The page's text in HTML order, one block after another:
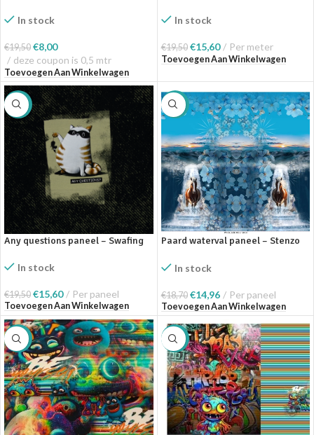
In stock
€19,50 €8,00
deze coupon is 0,5 mtr
Toevoegen Aan Winkelwagen
In stock
€19,50 €15,60 Per meter
Toevoegen Aan Winkelwagen
SALE
Any questions paneel – Swafing
In stock
€19,50 €15,60 Per paneel
Toevoegen Aan Winkelwagen
SALE
Paard waterval paneel – Stenzo
In stock
€18,70 €14,96 Per paneel
Toevoegen Aan Winkelwagen
SALE SALE